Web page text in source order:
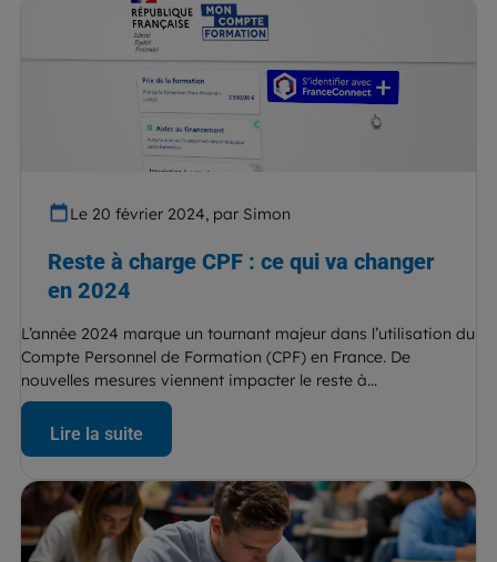
Le 20 février 2024, par Simon
Reste à charge CPF : ce qui va changer
en 2024
L’année 2024 marque un tournant majeur dans l’utilisation du
Compte Personnel de Formation (CPF) en France. De
nouvelles mesures viennent impacter le reste à...
Lire la suite